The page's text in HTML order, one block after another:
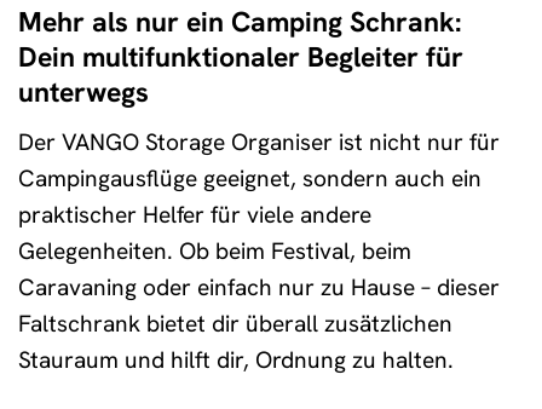
Mehr als nur ein Camping Schrank:
Dein multifunktionaler Begleiter für
unterwegs
Der VANGO Storage Organiser ist nicht nur für
Campingausflüge geeignet, sondern auch ein
praktischer Helfer für viele andere
Gelegenheiten. Ob beim Festival, beim
Caravaning oder einfach nur zu Hause – dieser
Faltschrank bietet dir überall zusätzlichen
Stauraum und hilft dir, Ordnung zu halten.